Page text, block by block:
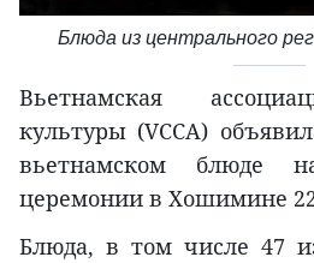
Блюда из центрального
Вьетнамская
культуры (VCCA)
вьетнамском блюде
церемонии в Хошимине
Блюда, в том числе 47